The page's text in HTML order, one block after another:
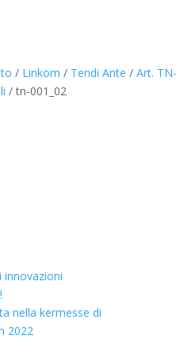
/ Linkom / Tendi Ante / Art. TN-
/tn-001_02
innovazioni
nella kermesse di
2022